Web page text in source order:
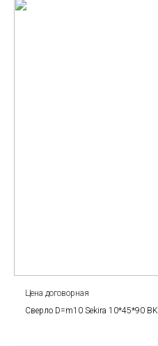
Цена договорная
Сверло D=m10 Sekira 10*45*90